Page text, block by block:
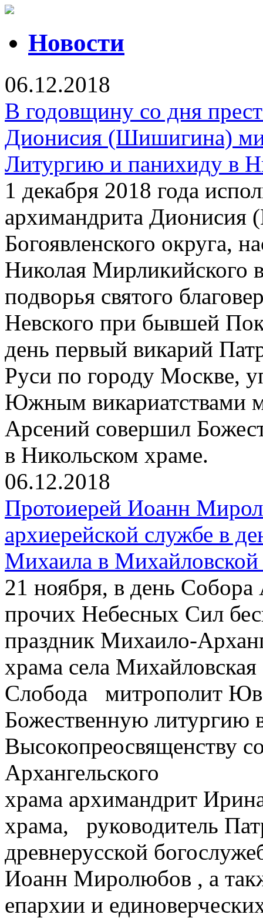
Новости
06.12.2018
В годовщину со дня
Дионисия (Шишигина)
Литургию и панихиду в
1 декабря 2018 года
архимандрита Дионисия
Богоявленского округа,
Николая Мирликийского
подворья святого
Невского при бывшей
день первый викарий
Руси по городу Москве,
Южным викариатствами
Арсений совершил
в Никольском храме.
06.12.2018
Протоиерей Иоанн
архиерейской службе в
Михаила в
21 ноября, в день
прочих Небесных Сил
праздник Михаило-
храма села Михайловская
Слобода митрополит
Божественную литургию
Высокопреосвященству
Архангельского
храма архимандрит
храма, руководитель
древнерусской
Иоанн Миролюбов , а
епархии и